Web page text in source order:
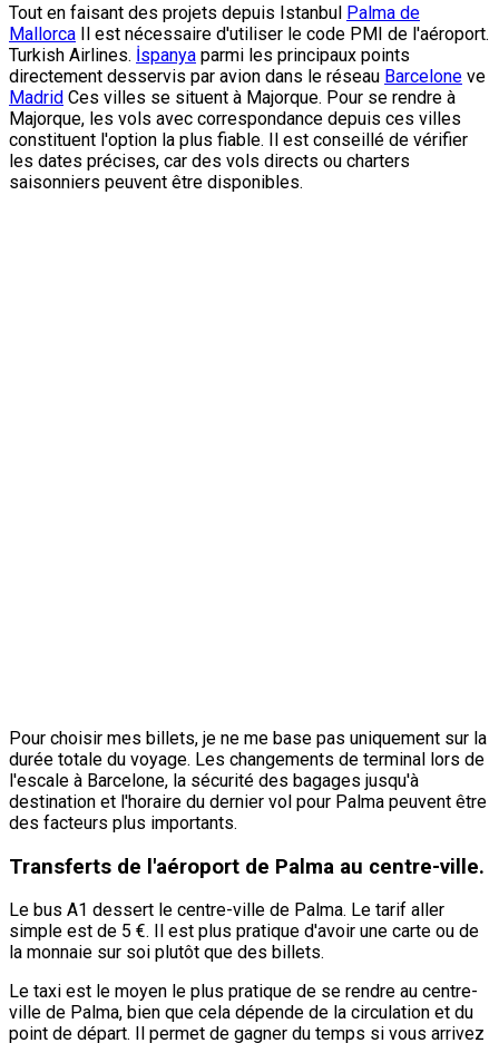
Tout en faisant des projets depuis Istanbul Palma de
Mallorca Il est nécessaire d'utiliser le code PMI de l'aéroport.
Turkish Airlines. İspanya parmi les principaux points
directement desservis par avion dans le réseau Barcelone ve
Madrid Ces villes se situent à Majorque. Pour se rendre à
Majorque, les vols avec correspondance depuis ces villes
constituent l'option la plus fiable. Il est conseillé de vérifier
les dates précises, car des vols directs ou charters
saisonniers peuvent être disponibles.
Pour choisir mes billets, je ne me base pas uniquement sur la
durée totale du voyage. Les changements de terminal lors de
l'escale à Barcelone, la sécurité des bagages jusqu'à
destination et l'horaire du dernier vol pour Palma peuvent être
des facteurs plus importants.
Transferts de l'aéroport de Palma au centre-ville.
Le bus A1 dessert le centre-ville de Palma. Le tarif aller
simple est de 5 €. Il est plus pratique d'avoir une carte ou de
la monnaie sur soi plutôt que des billets.
Le taxi est le moyen le plus pratique de se rendre au centre-
ville de Palma, bien que cela dépende de la circulation et du
point de départ. Il permet de gagner du temps si vous arrivez